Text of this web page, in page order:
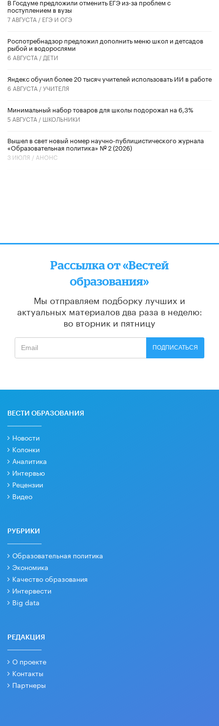
поступлением в вузы
7 АВГУСТА / ЕГЭ И ОГЭ
Роспотребнадзор предложил дополнить меню школ и детсадов
рыбой и водорослями
6 АВГУСТА / ДЕТИ
​Яндекс обучил более 20 тысяч учителей использовать ИИ в работе
6 АВГУСТА /УЧИТЕЛЯ
Минимальный набор товаров для школы подорожал на 6,3%
5 АВГУСТА / ШКОЛЬНИКИ
Вышел в свет новый номер научно-публицистического журнала
«Образовательная политика» № 2 (2026)
3 ИЮЛЯ / АНОНС
Рассылка от «Вестей
образования»
Мы отправляем подборку лучших и
актуальных материалов два раза в неделю:
во вторник и пятницу
ПОДПИСАТЬСЯ
ВЕСТИ ОБРАЗОВАНИЯ
Новости
Колонки
Аналитика
Интервью
Рецензии
Видео
РУБРИКИ
Образовательная политика
Экономика
Качество образования
Интервести
Big data
РЕДАКЦИЯ
О проекте
Контакты
Партнеры